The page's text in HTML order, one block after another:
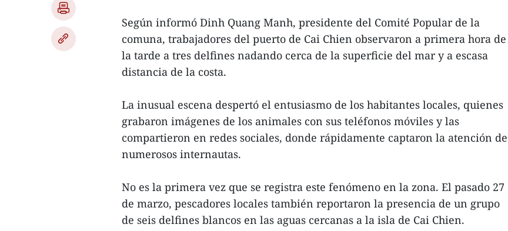
Según informó Dinh Quang Manh, presidente del Comité Popular de la
comuna, trabajadores del puerto de Cai Chien observaron a primera hora de
la tarde a tres delfines nadando cerca de la superficie del mar y a escasa
distancia de la costa.
La inusual escena despertó el entusiasmo de los habitantes locales, quienes
grabaron imágenes de los animales con sus teléfonos móviles y las
compartieron en redes sociales, donde rápidamente captaron la atención de
numerosos internautas.
No es la primera vez que se registra este fenómeno en la zona. El pasado 27
de marzo, pescadores locales también reportaron la presencia de un grupo
de seis delfines blancos en las aguas cercanas a la isla de Cai Chien.